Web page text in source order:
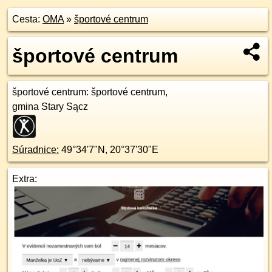
Cesta: OMA» športové centrum
športové centrum
športové centrum: športové centrum,
gmina Stary Sącz
Súradnice: 49°34'7"N , 20°37'30"E
Extra: